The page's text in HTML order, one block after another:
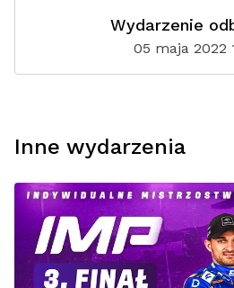
Wydarzenie
05 maja 2022
Inne wydarzenia